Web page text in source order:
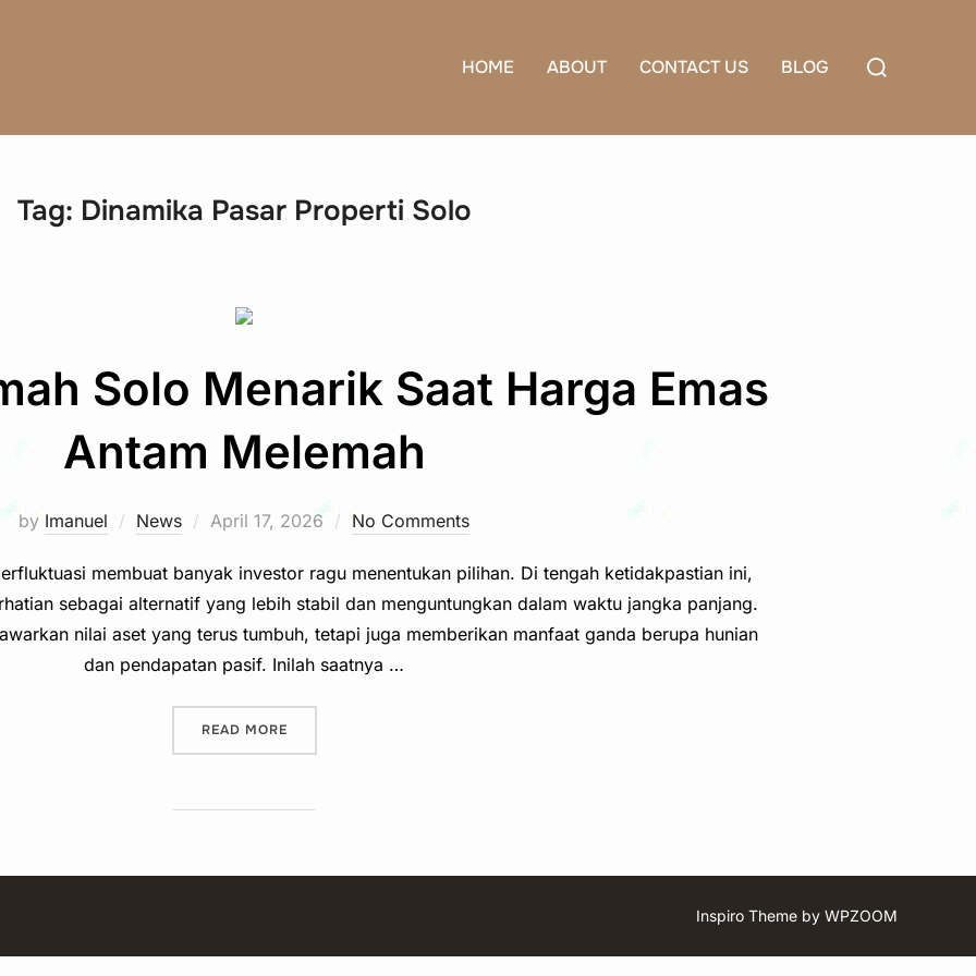
HOME ABOUT CONTACT US BLOG
Search
Tag: Dinamika Pasar Properti Solo
Solo Menarik Saat Harga Emas
Antam Melemah
by Imanuel News
Posted
April 17, 2026 No Comments
membuat banyak investor ragu menentukan pilihan. Di tengah ketidakpastian ini,
sebagai alternatif yang lebih stabil dan menguntungkan dalam waktu jangka panjang.
nilai aset yang terus tumbuh, tetapi juga memberikan manfaat ganda berupa hunian
dan pendapatan pasif. Inilah saatnya …
READ MORE“INVESTASI RUMAH SOLO MENARIK SAAT HARGA EMAS ANTAM MELEMAH”
Inspiro Theme by WPZOOM